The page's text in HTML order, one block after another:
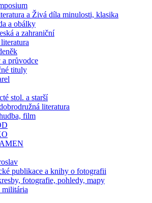
a Živá díla minulosti, klasika
a obálky
a zahraniční
a průvodce
tituly
stol. a starší
literatura
film
publikace a knihy o fotografii
fotografie, pohledy, mapy
militária